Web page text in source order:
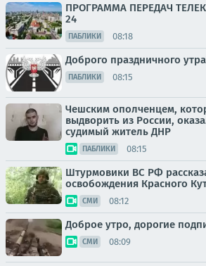
ПРОГРАММА ПЕРЕДАЧ
24
ПАБЛИКИ 08:18
Доброго праздничного
ПАБЛИКИ 08:15
Чешским ополченцем,
выдворить из России,
судимый житель ДНР
ПАБЛИКИ 08:15
Штурмовики ВС РФ
освобождения Красного
СМИ 08:12
Доброе утро, дорогие
СМИ 08:09